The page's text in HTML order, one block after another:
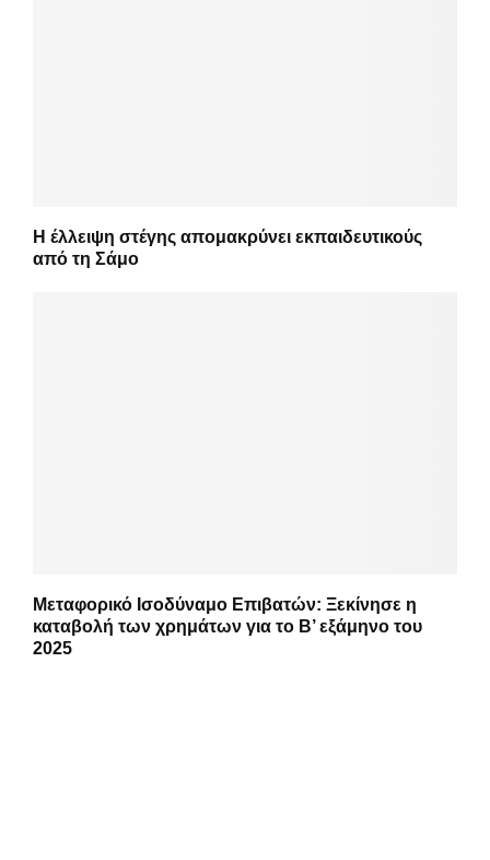
Η έλλειψη στέγης απομακρύνει εκπαιδευτικούς
από τη Σάμο
Μεταφορικό Ισοδύναμο Επιβατών: Ξεκίνησε η
καταβολή των χρημάτων για το Β’ εξάμηνο του
2025